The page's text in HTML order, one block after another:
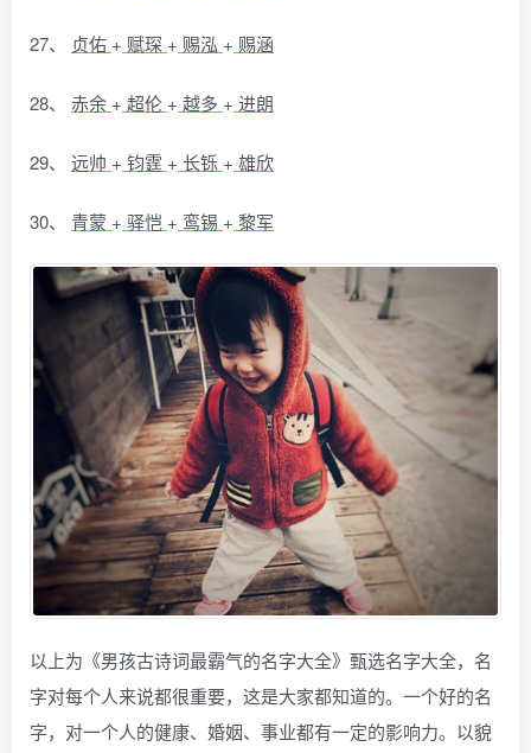
27、 贞佑 + 赋琛 + 赐泓 + 赐涵
28、 赤余 + 超伦 + 越多 + 进朗
29、 远帅 + 钧霆 + 长铄 + 雄欣
30、 青蒙 + 驿恺 + 鸾锡 + 黎军
以上为《男孩古诗词最霸气的名字大全》甄选名字大全，名
字对每个人来说都很重要，这是大家都知道的。一个好的名
字，对一个人的健康、婚姻、事业都有一定的影响力。以貌